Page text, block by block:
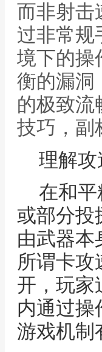
而非射击
过非常规
境下的操
衡的漏洞
的极致流
技巧，副
理解攻
在和
或部分投
由武器本
所谓卡攻
开，玩家
内通过操
游戏机制